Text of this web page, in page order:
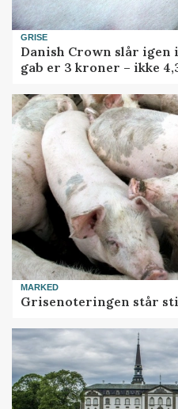
GRISE
Danish Crown slår
gab er 3 kroner – ikke
MARKED
Grisenoteringen står